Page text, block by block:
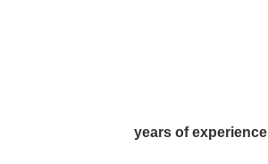
years of experience